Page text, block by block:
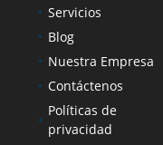
Servicios
Blog
Nuestra Empresa
Contáctenos
Políticas de
privacidad